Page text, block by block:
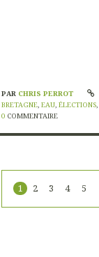
PAR CHRIS PERROT
BRETAGNE, EAU, ÉLECTIONS,
0 COMMENTAIRE
1 2 3 4 5